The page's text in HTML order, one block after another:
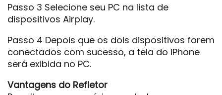
Passo 3 Selecione seu PC na lista de
dispositivos Airplay.
Passo 4 Depois que os dois dispositivos forem
conectados com sucesso, a tela do iPhone
será exibida no PC.
Vantagens do Refletor